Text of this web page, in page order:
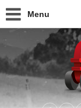
Menu